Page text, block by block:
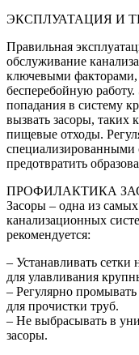
ЭКСПЛУАТАЦИЯ И
Правильная
обслуживание
ключевыми
бесперебойную
попадания в систему
вызвать засоры, таких
пищевые отходы.
специализированными
предотвратить
ПРОФИЛАКТИКА
Засоры – одна из
канализационных
рекомендуется:
– Устанавливать
для улавливания
– Регулярно
для прочистки труб.
– Не выбрасывать в
засоры.